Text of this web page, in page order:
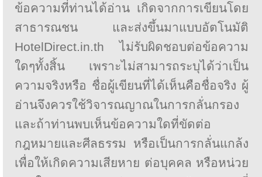
ข้อความที่ท่านได้อ่าน เกิดจากการเขียนโดย
สาธารณชน และส่งขึ้นมาแบบอัตโนมัติ
HotelDirect.in.th ไม่รับผิดชอบต่อข้อความ
ใดๆทั้งสิ้น เพราะไม่สามารถระบุได้ว่าเป็น
ความจริงหรือ ชื่อผู้เขียนที่ได้เห็นคือชื่อจริง ผู้
อ่านจึงควรใช้วิจารณญาณในการกลั่นกรอง
และถ้าท่านพบเห็นข้อความใดที่ขัดต่อ
กฎหมายและศีลธรรม หรือเป็นการกลั่นแกล้ง
เพื่อให้เกิดความเสียหาย ต่อบุคคล หรือหน่วย